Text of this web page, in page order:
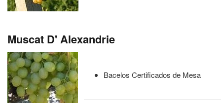
Muscat D' Alexandrie
Bacelos Certificados de Mesa